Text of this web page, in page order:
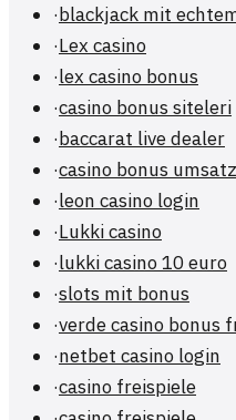
·blackjack mit
·Lex casino
·lex casino bonus
·casino bonus siteleri
·baccarat live dealer
·casino bonus
·leon casino login
·Lukki casino
·lukki casino 10 euro
·slots mit bonus
·verde casino bonus
·netbet casino login
·casino freispiele